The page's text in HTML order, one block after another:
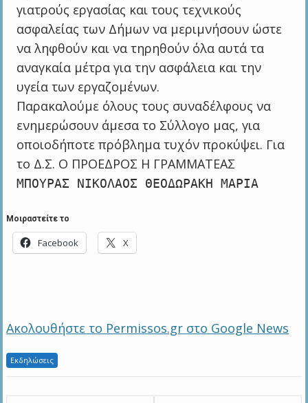
γιατρούς εργασίας και τους τεχνικούς
ασφαλείας των Δήμων να μεριμνήσουν ώστε
να ληφθούν και να τηρηθούν όλα αυτά τα
αναγκαία μέτρα για την ασφάλεια και την
υγεία των εργαζομένων.
Παρακαλούμε όλους τους συναδέλφους να
ενημερώσουν άμεσα το Σύλλογο μας, για
οποιοδήποτε πρόβλημα τυχόν προκύψει. Για
το Δ.Σ. Ο ΠΡΟΕΔΡΟΣ Η ΓΡΑΜΜΑΤΕΑΣ
ΜΠΟΥΡΑΣ ΝΙΚΟΛΑΟΣ ΘΕΟΔΩΡΑΚΗ ΜΑΡΙΑ
Μοιραστείτε το
Facebook X
Ακολουθήστε το Permissos.gr στο Google News
Εκδηλώσεις